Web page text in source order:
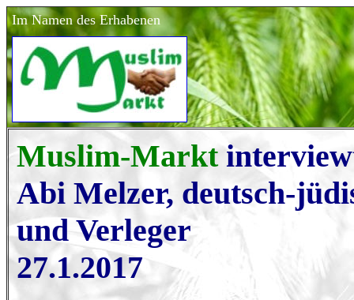
Im Namen des Erhabenen
Muslim-Markt
Abi Melzer, deutsch-
und Verleger
27.1.2017